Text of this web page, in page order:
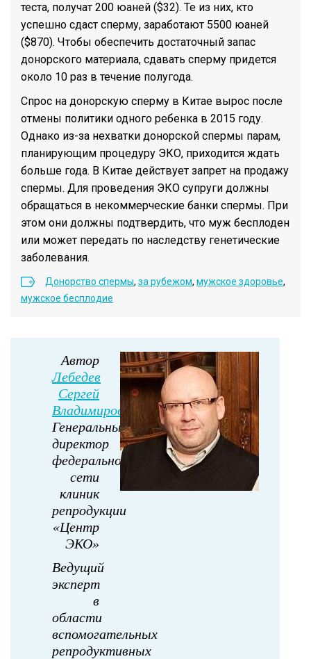
теста, получат 200 юаней ($32). Те из них, кто
успешно сдаст сперму, заработают 5500 юаней
($870). Чтобы обеспечить достаточный запас
донорского материала, сдавать сперму придется
около 10 раз в течение полугода.
Спрос на донорскую сперму в Китае вырос после
отмены политики одного ребенка в 2015 году.
Однако из-за нехватки донорской спермы парам,
планирующим процедуру ЭКО, приходится ждать
больше года. В Китае действует запрет на продажу
спермы. Для проведения ЭКО супруги должны
обращаться в некоммерческие банки спермы. При
этом они должны подтвердить, что муж бесплоден
или может передать по наследству генетические
заболевания.
Донорство спермы, за рубежом, мужское здоровье,
мужское бесплодие
Автор
Лебедев
Сергей
Владимирович
Генеральный
директор
федеральной
сети
клиник
репродукции
«Центр
ЭКО»
Ведущий
эксперт
в
области
вспомогательных
репродуктивных